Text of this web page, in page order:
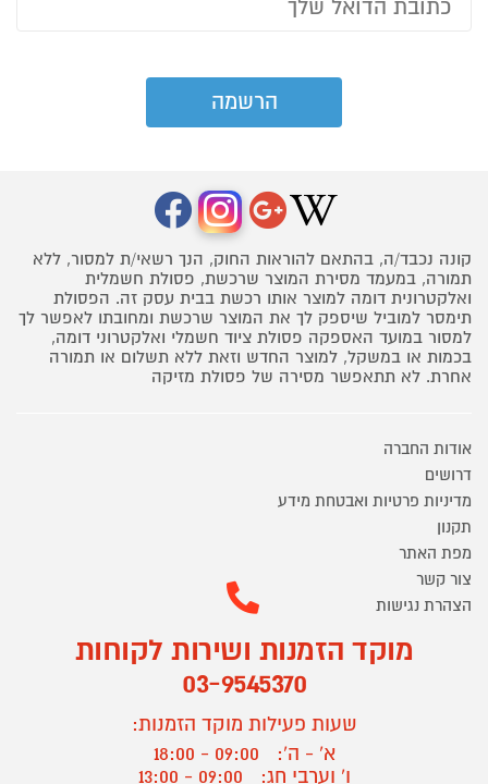
קונה נכבד/ה, בהתאם להוראות החוק, הנך רשאי/ת למסור, ללא
תמורה, במעמד מסירת המוצר שרכשת, פסולת חשמלית
ואלקטרונית דומה למוצר אותו רכשת בבית עסק זה. הפסולת
תימסר למוביל שיספק לך את המוצר שרכשת ומחובתו לאפשר לך
למסור במועד האספקה פסולת ציוד חשמלי ואלקטרוני דומה,
בכמות או במשקל, למוצר החדש וזאת ללא תשלום או תמורה
אחרת. לא תתאפשר מסירה של פסולת מזיקה
אודות החברה
דרושים
מדיניות פרטיות ואבטחת מידע
תקנון
מפת האתר
צור קשר
הצהרת נגישות
מוקד הזמנות ושירות לקוחות
03-9545370
שעות פעילות מוקד הזמנות:
א' - ה':
09:00 - 18:00
ו' וערבי חג:
09:00 - 13:00